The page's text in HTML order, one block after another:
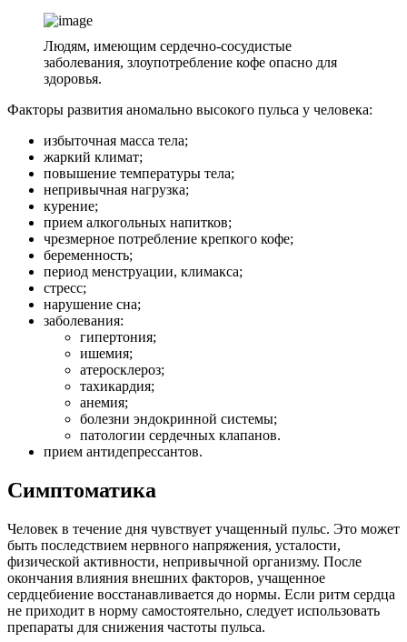
Людям, имеющим сердечно-сосудистые
заболевания, злоупотребление кофе опасно для
здоровья.
Факторы развития аномально высокого пульса у человека:
избыточная масса тела;
жаркий климат;
повышение температуры тела;
непривычная нагрузка;
курение;
прием алкогольных напитков;
чрезмерное потребление крепкого кофе;
беременность;
период менструации, климакса;
стресс;
нарушение сна;
заболевания:
гипертония;
ишемия;
атеросклероз;
тахикардия;
анемия;
болезни эндокринной системы;
патологии сердечных клапанов.
прием антидепрессантов.
Симптоматика
Человек в течение дня чувствует учащенный пульс. Это может
быть последствием нервного напряжения, усталости,
физической активности, непривычной организму. После
окончания влияния внешних факторов, учащенное
сердцебиение восстанавливается до нормы. Если ритм сердца
не приходит в норму самостоятельно, следует использовать
препараты для снижения частоты пульса.